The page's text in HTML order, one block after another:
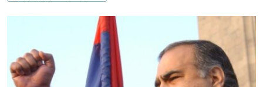
ՄԻՋԱԶԳԱՅԻՆ
ՄՇԱԿՈՒՅԹ